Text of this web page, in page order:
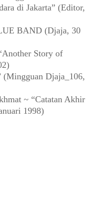
di Jakarta” (Editor,
BAND (Djaja, 30
Story of
(Mingguan Djaja_106,
~ “Catatan Akhir
1998)